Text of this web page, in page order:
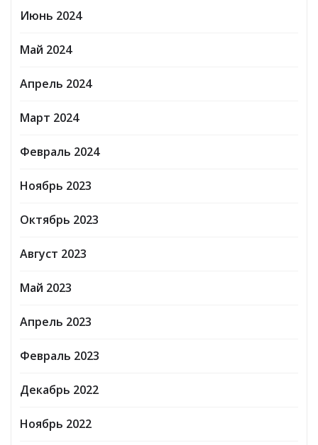
Июнь 2024
Май 2024
Апрель 2024
Март 2024
Февраль 2024
Ноябрь 2023
Октябрь 2023
Август 2023
Май 2023
Апрель 2023
Февраль 2023
Декабрь 2022
Ноябрь 2022